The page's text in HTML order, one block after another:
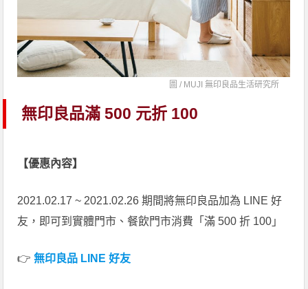
圖 / MUJI 無印良品生活研究所
無印良品滿 500 元折 100
【優惠內容】
2021.02.17 ~ 2021.02.26 期間將無印良品加為 LINE 好
友，即可到實體門市、餐飲門市消費「滿 500 折 100」
👉無印良品 LINE 好友